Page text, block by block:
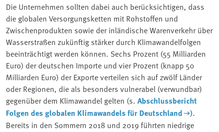
Die Unternehmen sollten dabei auch berücksichtigen, dass
die globalen Versorgungsketten mit Rohstoffen und
Zwischenprodukten sowie der inländische Warenverkehr über
Wasserstraßen zukünftig stärker durch Klimawandelfolgen
beeinträchtigt werden können. Sechs Prozent (55 Milliarden
Euro) der deutschen Importe und vier Prozent (knapp 50
Milliarden Euro) der Exporte verteilen sich auf zwölf Länder
oder Regionen, die als besonders vulnerabel (verwundbar)
gegenüber dem Klimawandel gelten (s. Abschlussbericht
Folgen des globalen Klimawandels für Deutschland
).
Bereits in den Sommern 2018 und 2019 führten niedrige